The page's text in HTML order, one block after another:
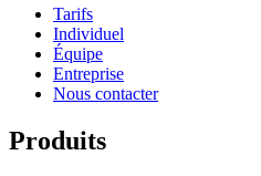
Tarifs
Individuel
Équipe
Entreprise
Nous contacter
Produits